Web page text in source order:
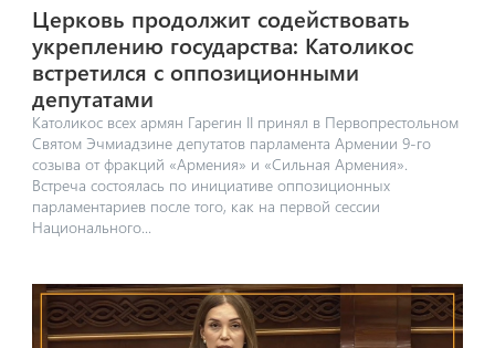
Церковь продолжит содействовать
укреплению государства: Католикос
встретился с оппозиционными
депутатами
Католикос всех армян Гарегин II принял в Первопрестольном
Святом Эчмиадзине депутатов парламента Армении 9-го
созыва от фракций «Армения» и «Сильная Армения».
Встреча состоялась по инициативе оппозиционных
парламентариев после того, как на первой сессии
Национального...